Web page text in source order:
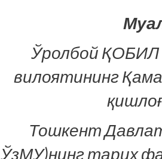
Ўролбой ҚОБИЛ
вилоятининг
Тошкент
ЎзМУ)нинг тарих